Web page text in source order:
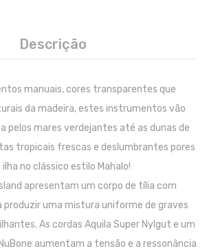
Descrição
manuais, cores transparentes que
da madeira, estes instrumentos vão
pelos mares verdejantes até as dunas de
tropicais frescas e deslumbrantes pores
no clássico estilo Mahalo!
apresentam um corpo de tília com
produzir uma mistura uniforme de graves
As cordas Aquila Super Nylgut e um
aumentam a tensão e a ressonância